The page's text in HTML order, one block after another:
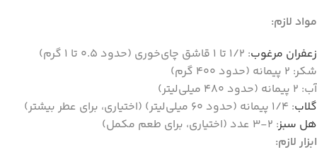
مواد لازم:
زعفران مرغوب: 1/2 تا 1 قاشق چای‌خوری (حدود 0.5 تا 1 گرم)
شکر: 2 پیمانه (حدود 400 گرم)
آب: 2 پیمانه (حدود 480 میلی‌لیتر)
گلاب: 1/4 پیمانه (حدود 60 میلی‌لیتر) (اختیاری، برای عطر بیشتر)
هل سبز: 2-3 عدد (اختیاری، برای طعم مکمل)
ابزار لازم: